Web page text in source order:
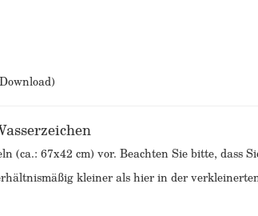
(ca.: 67x42 cm) vor. Beachten Sie bitte, dass
kleiner als hier in der